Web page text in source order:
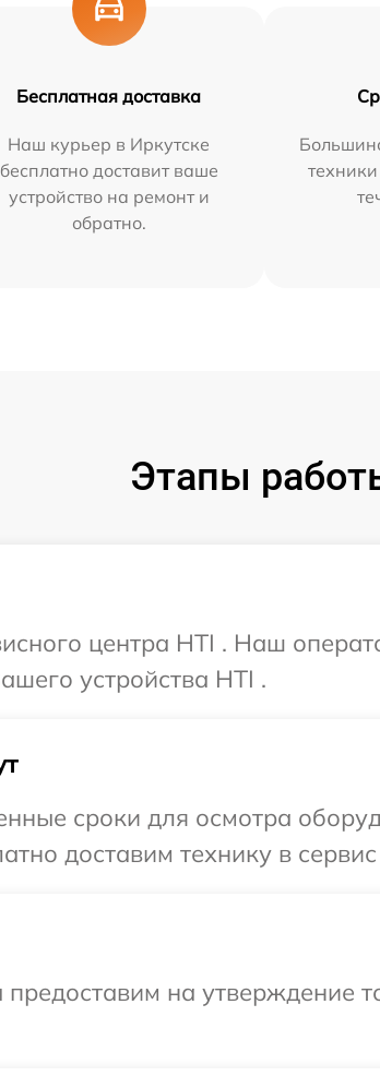
Бесплатная доставка
Наш курьер в Иркутске
бесплатно доставит ваше
устройство на ремонт и
обратно.
Этапы
центра HTI . Наш
устройства HTI .
сроки для осмотра
доставим технику в
на утверждение